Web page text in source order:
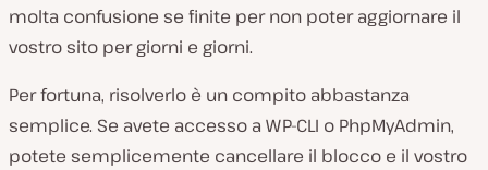
molta confusione se finite per non poter aggiornare il
vostro sito per giorni e giorni.
Per fortuna, risolverlo è un compito abbastanza
semplice. Se avete accesso a WP-CLI o PhpMyAdmin,
potete semplicemente cancellare il blocco e il vostro